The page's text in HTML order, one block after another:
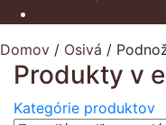
Domov / Osivá /
Produkty v
Kategórie produktov